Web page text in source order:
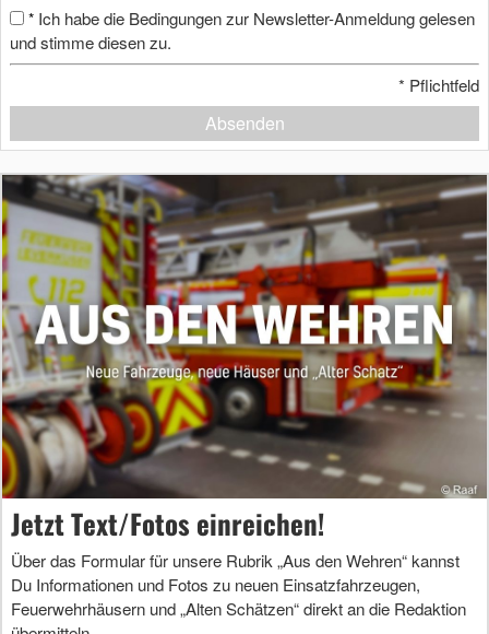
* Ich habe die Bedingungen zur Newsletter-Anmeldung gelesen
und stimme diesen zu.
* Pflichtfeld
Absenden
Jetzt Text/Fotos einreichen!
Über das Formular für unsere Rubrik „Aus den Wehren“ kannst
Du Informationen und Fotos zu neuen Einsatzfahrzeugen,
Feuerwehrhäusern und „Alten Schätzen“ direkt an die Redaktion